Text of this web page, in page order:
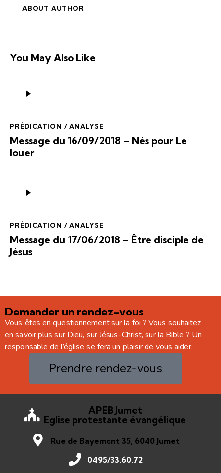
ABOUT AUTHOR
You May Also Like
audio
PRÉDICATION / ANALYSE
Message du 16/09/2018 – Nés pour Le
louer
audio
PRÉDICATION / ANALYSE
Message du 17/06/2018 – Être disciple de
Jésus
Demander un rendez-vous
Vous êtes en questionnement sur la foi ? Vous souhaitez
en savoir plus sur Dieu, sur Jésus-Christ, sur la Bible ? Un
responsable de l’église se fera un plaisir de vous aider.
Prendre rendez-vous
APEB Jumet
Eglise protestante évangélique
Rue de Bayemont 35, 6040 Jumet
0495/33.60.72